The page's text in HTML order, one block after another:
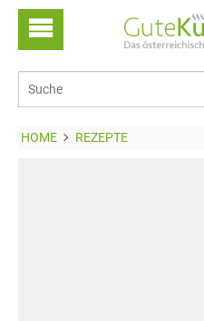
HOME REZEPTE